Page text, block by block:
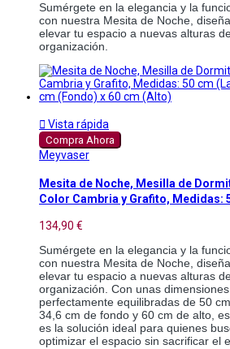
Sumérgete en la elegancia y la
con nuestra Mesita de Noche,
elevar tu espacio a nuevas alturas
organización.
 Vista rápida
Compra Ahora
Meyvaser
Mesita de Noche, Mesilla de
Color Cambria y Grafito, Medidas:
134,90 €
Sumérgete en la elegancia y la
con nuestra Mesita de Noche,
elevar tu espacio a nuevas alturas
organización. Con unas dimensiones
perfectamente equilibradas de 50
34,6 cm de fondo y 60 cm de alto,
es la solución ideal para quienes
optimizar el espacio sin sacrificar el